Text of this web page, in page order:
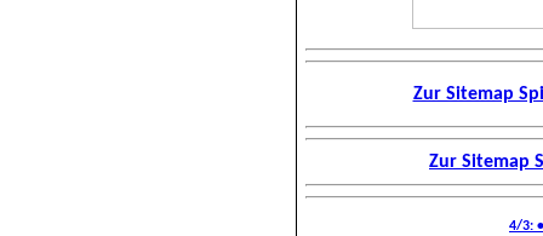
Zur Sitemap
Zur Sitemap
4/3: